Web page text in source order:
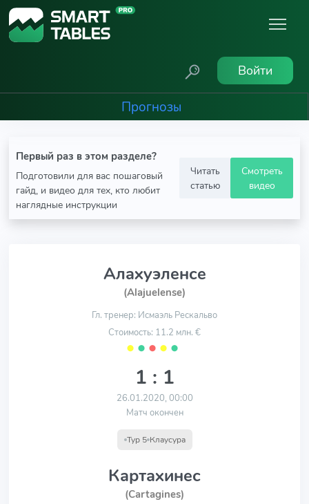
Войти
Прогнозы
Первый раз в этом разделе?
Подготовили для вас пошаговый
гайд, и видео для тех, кто любит
наглядные инструкции
Читать
статью
Смотреть
видео
Алахуэленсе
(Alajuelense)
Гл. тренер: Исмаэль Рескальво
Стоимость: 11.2 млн. €
⬤ ⬤ ⬤ ⬤ ⬤
1 : 1
26.01.2020, 00:00
Матч окончен
Тур 5 Клаусура
Картахинес
(Cartagines)